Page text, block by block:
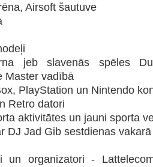
Airsoft šautuve
jeb slavenās spēles
Master vadībā
PlayStation un Nintendo
Retro datori
aktivitātes un jauni sporta
DJ Jad Gib sestdienas vakarā
un organizatori -